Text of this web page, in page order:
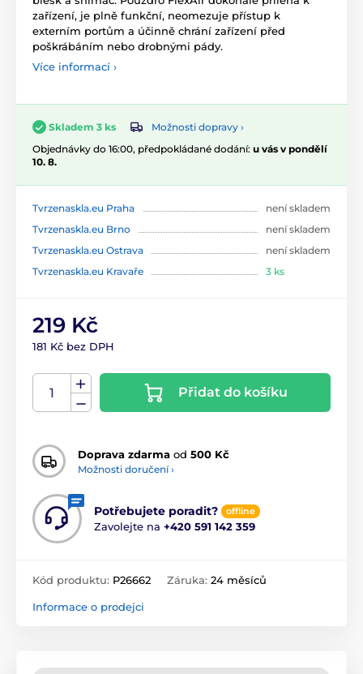
zařízení, je plně funkční, neomezuje přístup k
externím portům a účinně chrání zařízení před
poškrábáním nebo drobnými pády.
Více informací ›
Skladem 3 ks
Možnosti dopravy ›
Objednávky do 16:00, předpokládané dodání: u vás v pondělí
10. 8.
Tvrzenaskla.eu Praha
není skladem
Tvrzenaskla.eu Brno
není skladem
Tvrzenaskla.eu Ostrava
není skladem
Tvrzenaskla.eu Kravaře
3 ks
219 Kč
181 Kč bez DPH
Přidat do košíku
Doprava zdarma od 500 Kč
Možnosti doručení ›
Potřebujete poradit? offline
Zavolejte na +420 591 142 359
Kód produktu: P26662 Záruka: 24 měsíců
Informace o prodejci